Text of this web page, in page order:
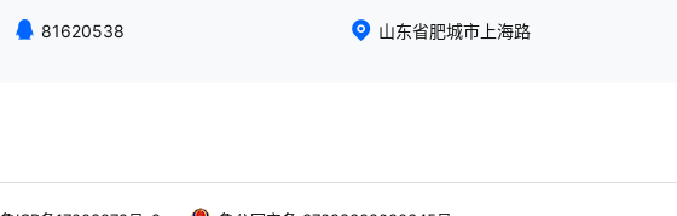
81620538 山东省肥城市上海路